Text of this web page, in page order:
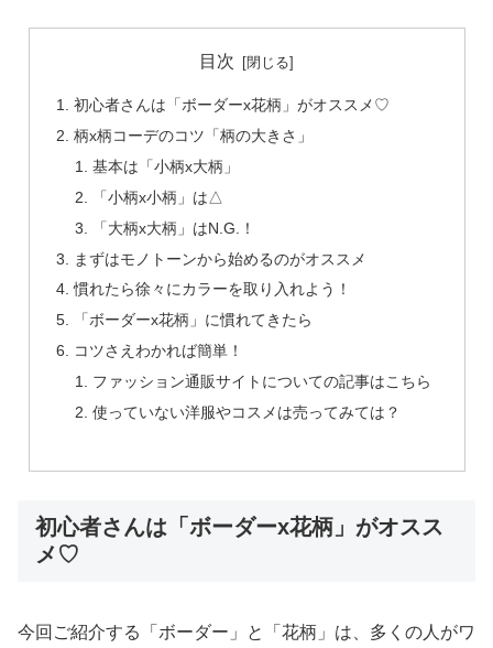
目次
初心者さんは「ボーダーx花柄」がオススメ♡
柄x柄コーデのコツ「柄の大きさ」
基本は「小柄x大柄」
「小柄x小柄」は△
「大柄x大柄」はN.G.！
まずはモノトーンから始めるのがオススメ
慣れたら徐々にカラーを取り入れよう！
「ボーダーx花柄」に慣れてきたら
コツさえわかれば簡単！
ファッション通販サイトについての記事はこちら
使っていない洋服やコスメは売ってみては？
初心者さんは「ボーダーx花柄」がオスス
メ♡
今回ご紹介する「ボーダー」と「花柄」は、多くの人がワ